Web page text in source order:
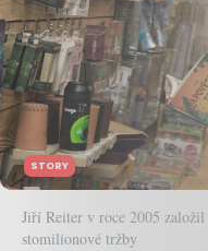
STORY
Jiří Reiter v roce 2005
stomilionové tržby